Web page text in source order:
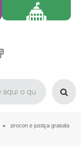
»
procon e justiça gratuita